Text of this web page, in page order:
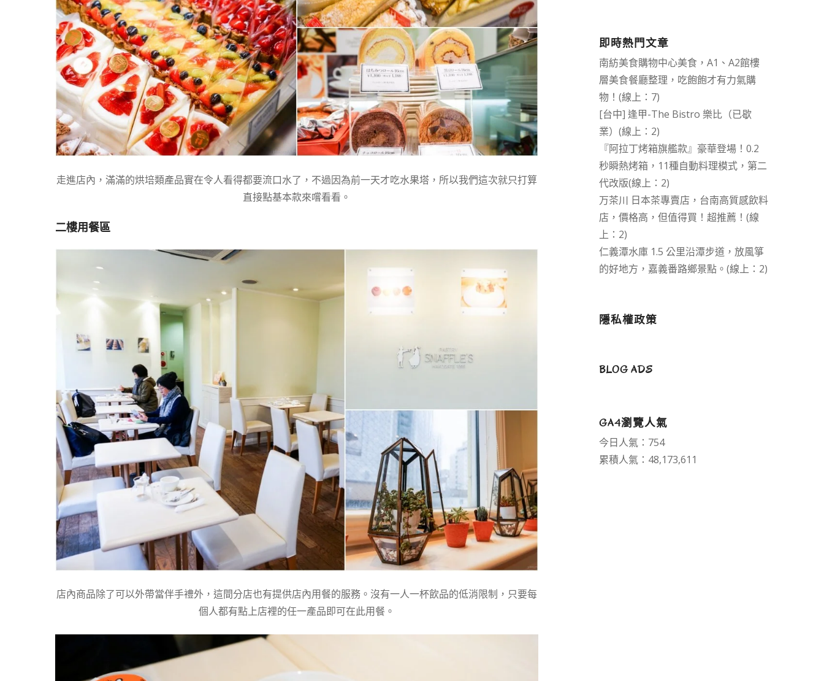
走進店內，滿滿的烘培類產品實在令人看得都要流口水了，不過因為前一天才吃水果塔，所以我們這次就只打算
直接點基本款來嚐看看。
二樓用餐區
店內商品除了可以外帶當伴手禮外，這間分店也有提供店內用餐的服務。沒有一人一杯飲品的低消限制，只要每
個人都有點上店裡的任一產品即可在此用餐。
即時熱門文章
南紡美食購物中心美食，A1、A2館樓
層美食餐廳整理，吃飽飽才有力氣購
物！(線上：7)
[台中] 逢甲-The Bistro 樂比（已歇
業）(線上：2)
『阿拉丁烤箱旗艦款』豪華登場！0.2
秒瞬熱烤箱，11種自動料理模式，第二
代改版(線上：2)
万茶川 日本茶專賣店，台南高質感飲料
店，價格高，但值得買！超推薦！(線
上：2)
仁義潭水庫 1.5 公里沿潭步道，放風箏
的好地方，嘉義番路鄉景點。(線上：2)
隱私權政策
BLOG ADS
GA4瀏覽人氣
今日人氣：754
累積人氣：48,173,611